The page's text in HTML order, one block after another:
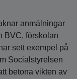
anmälningar
BVC, förskolan
sett exempel på
Socialstyrelsen
betona vikten av